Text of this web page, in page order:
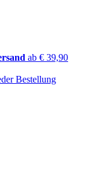
ab € 39,90
Bestellung